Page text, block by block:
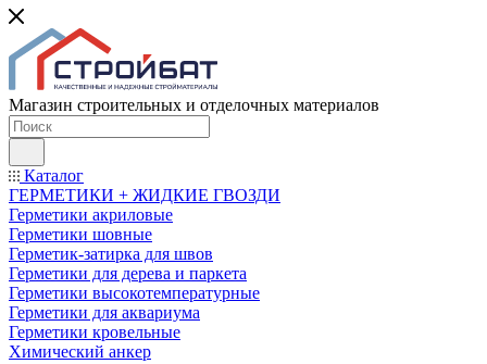
Магазин строительных и отделочных материалов
Каталог
ГЕРМЕТИКИ + ЖИДКИЕ ГВОЗДИ
Герметики акриловые
Герметики шовные
Герметик-затирка для швов
Герметики для дерева и паркета
Герметики высокотемпературные
Герметики для аквариума
Герметики кровельные
Химический анкер